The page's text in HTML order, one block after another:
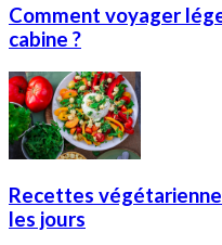
Comment voyager
cabine ?
Recettes
les jours